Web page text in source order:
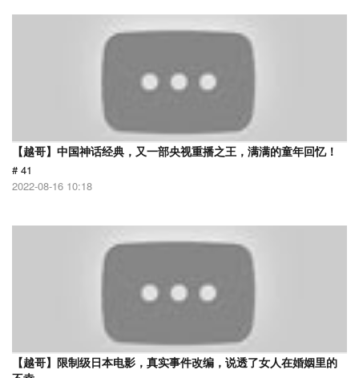
【越哥】中国神话经典，又一部央视重播之王，满满的童年回忆！
# 41
2022-08-16 10:18
【越哥】限制级日本电影，真实事件改编，说透了女人在婚姻里的